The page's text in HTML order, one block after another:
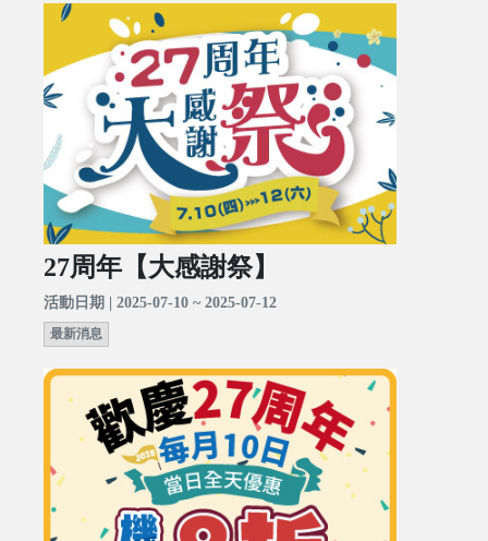
27周年【大感謝祭】
活動日期 | 2025-07-10 ~ 2025-07-12
最新消息